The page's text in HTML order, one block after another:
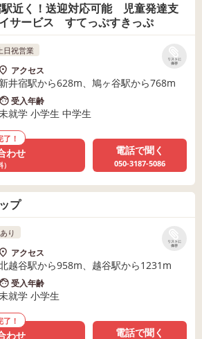
近く！送迎対応可能 児童発達支
サービス すてっぷすきっぷ
リストに
保存
日祝営業
アクセス
新井宿駅から628m、鳩ヶ谷駅から768m
受入年齢
就学 小学生 中学生
了！
わせ
）
電話で聞く
050-3187-5086
プ
リストに
保存
り
アクセス
越谷駅から958m、越谷駅から1231m
受入年齢
就学 小学生
了！
わせ 電話で聞く